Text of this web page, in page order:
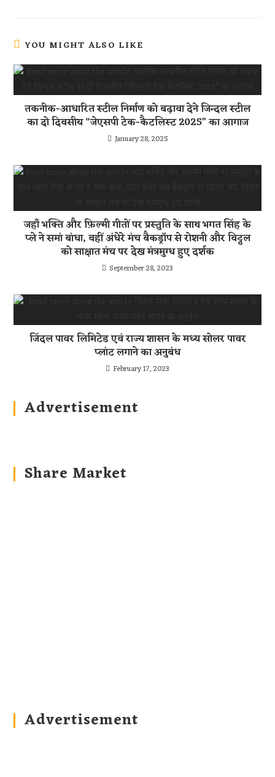
YOU MIGHT ALSO LIKE
तकनीक-आधारित स्टील निर्माण को बढ़ावा देने जिन्दल स्टील
का दो दिवसीय “जेएसपी टेक-कैटलिस्ट 2025” का आगाज
January 28, 2025
जहाँ भक्ति और फ़िल्मी गीतों पर प्रस्तुति के साथ भगत सिंह के
प्ले ने समां बांधा, वहीं अंधेरे मंच बैकड्रॉप से रोशनी और विट्ठल
को साक्षात मंच पर देख मंत्रमुग्ध हुए दर्शक
September 28, 2023
जिंदल पावर लिमिटेड एवं राज्य शासन के मध्य सोलर पावर
प्लांट लगाने का अनुबंध
February 17, 2023
Advertisement
Share Market
Advertisement